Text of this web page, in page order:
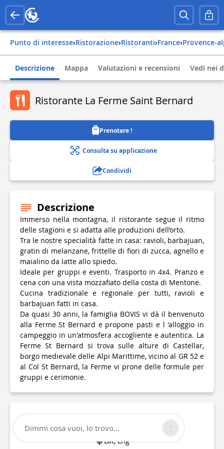
Punto di interesse› Ristorazione› Ristoranti› france› provence-
Descrizione Mappa Valutazioni e recensioni Vedi nei
Ristorante La Ferme Saint Bernard
Prenotare !
Consulta su applicazione
Condividi
Descrizione
Immerso nella montagna, il ristorante segue il ritmo
delle stagioni e si adatta alle produzioni dell’orto.
Tra le nostre specialità fatte in casa: ravioli, barbajuan,
gratin di melanzane, frittelle di fiori di zucca, agnello e
maialino da latte allo spiedo.
Ideale per gruppi e eventi. Trasporto in 4x4. Pranzo e
cena con una vista mozzafiato della costa di Mentone.
Cucina tradizionale e regionale per tutti, ravioli e
barbajuan fatti in casa.
Da quasi 30 anni, la famiglia BOVIS vi dà il benvenuto
alla Ferme St Bernard e propone pasti e l 'alloggio in
campeggio in un'atmosfera accogliente e autentica. La
Ferme St Bernard si trova sulle alture di Castellar,
borgo medievale delle Alpi Marittime, vicino al GR 52 e
al Col St Bernard, la Ferme vi prone delle formule per
gruppi e cerimonie.
Lat, Lng
Dimmi cosa vuoi, lo trovo...